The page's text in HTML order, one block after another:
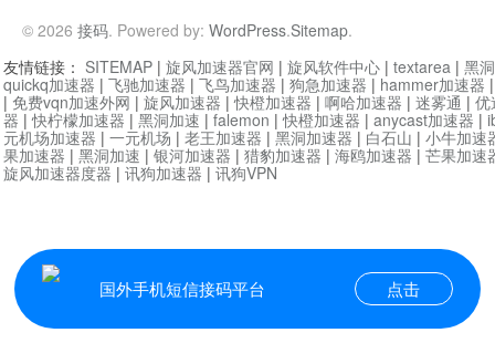
© 2026 接码. Powered by: WordPress.Sitemap.
国外手机短信接码平台 点击
友情链接： SITEMAP | 旋风加速器官网 | 旋风软件中心 | textarea | 黑
quickq加速器 | 飞驰加速器 | 飞鸟加速器 | 狗急加速器 | hammer加速器
| 免费vqn加速外网 | 旋风加速器 |快橙加速器 | 啊哈加速器 | 迷雾通 | 优
器 |快柠檬加速器 | 黑洞加速 | falemon |快橙加速器 | anycast加速器 |
元机场加速器 | 一元机场 | 老王加速器 | 黑洞加速器 | 白石山 | 小牛加速
果加速器 | 黑洞加速 | 银河加速器 | 猎豹加速器 | 海鸥加速器 | 芒果加速
旋风加速器度器 | 讯狗加速器 | 讯狗VPN